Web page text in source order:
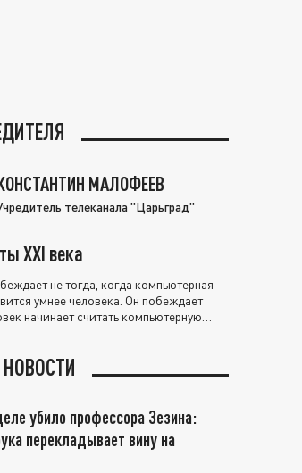
МАЛОФЕЕВ
телеканала "Царьград"
XXI века
не тогда, когда компьютерная
умнее человека. Он побеждает
начинает считать компьютерную
убило профессора Зезина:
перекладывает вину на